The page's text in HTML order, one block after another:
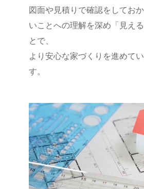
図面や見積りで確認をしてお
いことへの理解を深め「見え
とで、
より安心な家づくりを進めて
す。